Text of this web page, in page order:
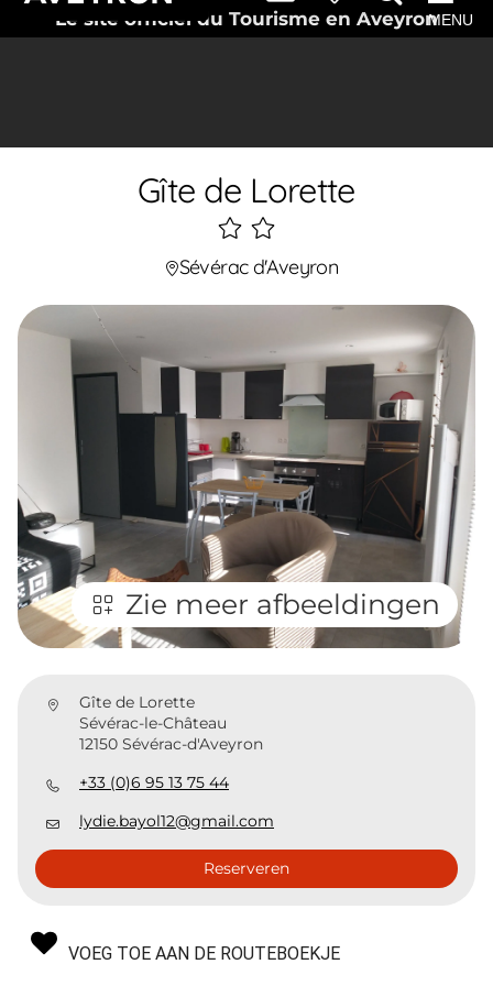
Le site officiel du Tourisme en AveyronMENU
Gîte de Lorette
2
étoiles
Sévérac d'Aveyron
Zie meer afbeeldingen
Gîte de Lorette
Sévérac-le-Château
12150 Sévérac-d'Aveyron
+33 (0)6 95 13 75 44
lydie.bayol12@gmail.com
Reserveren
VOEG TOE AAN DE ROUTEBOEKJE